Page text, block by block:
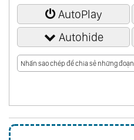
AutoPlay
Autohide